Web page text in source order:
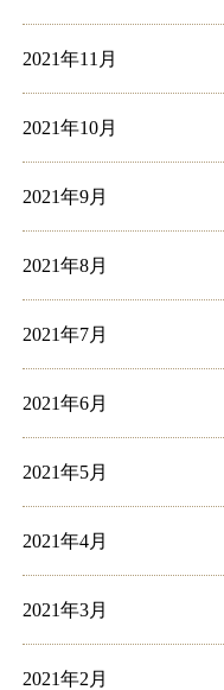
2021年11月
2021年10月
2021年9月
2021年8月
2021年7月
2021年6月
2021年5月
2021年4月
2021年3月
2021年2月